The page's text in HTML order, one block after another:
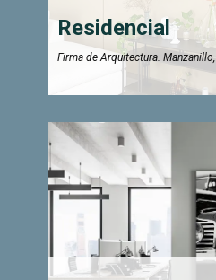
Residencial
Firma de Arquitectura.